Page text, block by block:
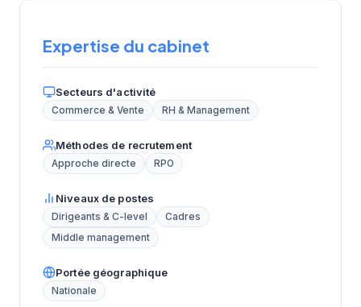
Expertise du cabinet
Secteurs d'activité
Commerce & Vente RH & Management
Méthodes de recrutement
Approche directe RPO
Niveaux de postes
Dirigeants & C-level
Cadres
Middle management
Portée géographique
Nationale